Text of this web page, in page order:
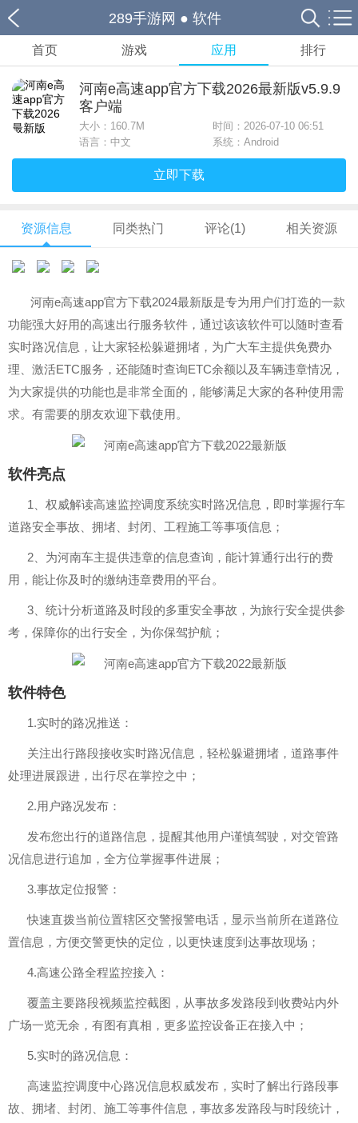
289手游网 ● 软件
首页 游戏 应用 排行
河南e高速app官方下载2026最新版v5.9.9
客户端
大小： 160.7M
时间：2026-07-10 06:51
语言：中文
系统：Android
立即下载
资源信息 同类热门 评论(1) 相关资源
河南e高速app官方下载2024最新版是专为用户们打造的一款
功能强大好用的高速出行服务软件，通过该该软件可以随时查看
实时路况信息，让大家轻松躲避拥堵，为广大车主提供免费办
理、激活ETC服务，还能随时查询ETC余额以及车辆违章情况，
为大家提供的功能也是非常全面的，能够满足大家的各种使用需
求。有需要的朋友欢迎下载使用。
软件亮点
1、权威解读高速监控调度系统实时路况信息，即时掌握行车
道路安全事故、拥堵、封闭、工程施工等事项信息；
2、为河南车主提供违章的信息查询，能计算通行出行的费
用，能让你及时的缴纳违章费用的平台。
3、统计分析道路及时段的多重安全事故，为旅行安全提供参
考，保障你的出行安全，为你保驾护航；
软件特色
1.实时的路况推送：
关注出行路段接收实时路况信息，轻松躲避拥堵，道路事件
处理进展跟进，出行尽在掌控之中；
2.用户路况发布：
发布您出行的道路信息，提醒其他用户谨慎驾驶，对交管路
况信息进行追加，全方位掌握事件进展；
3.事故定位报警：
快速直拨当前位置辖区交警报警电话，显示当前所在道路位
置信息，方便交警更快的定位，以更快速度到达事故现场；
4.高速公路全程监控接入：
覆盖主要路段视频监控截图，从事故多发路段到收费站内外
广场一览无余，有图有真相，更多监控设备正在接入中；
5.实时的路况信息：
高速监控调度中心路况信息权威发布，实时了解出行路段事
故、拥堵、封闭、施工等事件信息，事故多发路段与时段统计，